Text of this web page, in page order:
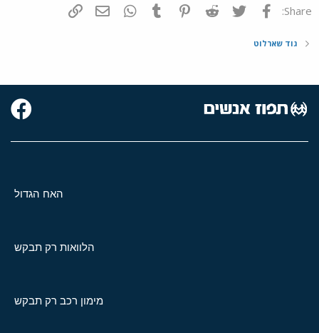
Share: פייסבוק Twitter
Reddit
Pinterest
Tumblr
WhatsAppדואר אלקטרוני
גוד שארלוט
האח הגדול
הלוואות רק תבקש
מימון רכב רק תבקש